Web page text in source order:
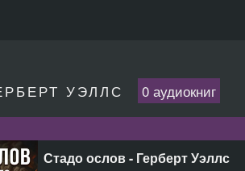
УЭЛЛС 0 аудиокниг
Стадо ослов - Герберт Уэллс